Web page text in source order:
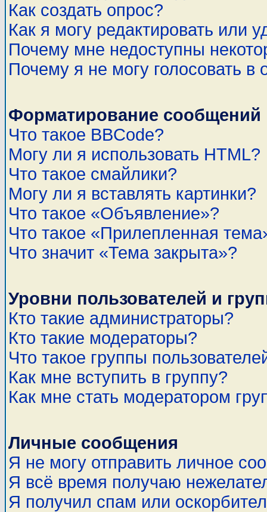
Как создать опрос?
Как я могу редактировать или
Почему мне недоступны
Почему я не могу голосовать в
Форматирование
Что такое BBCode?
Могу ли я использовать HTML?
Что такое смайлики?
Могу ли я вставлять картинки?
Что такое «Объявление»?
Что такое «Прилепленная
Что значит «Тема закрыта»?
Уровни пользователей и
Кто такие администраторы?
Кто такие модераторы?
Что такое группы
Как мне вступить в группу?
Как мне стать модератором
Личные сообщения
Я не могу отправить личное
Я всё время получаю
Я получил спам или